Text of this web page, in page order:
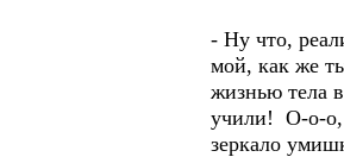
- Ну что,
мой, как же
жизнью тела
учили! О-о-о,
зеркало